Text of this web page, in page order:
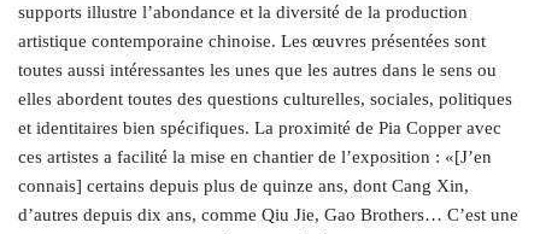
supports illustre l’abondance et la diversité de la production
artistique contemporaine chinoise. Les œuvres présentées sont
toutes aussi intéressantes les unes que les autres dans le sens ou
elles abordent toutes des questions culturelles, sociales, politiques
et identitaires bien spécifiques. La proximité de Pia Copper avec
ces artistes a facilité la mise en chantier de l’exposition : «[J’en
connais] certains depuis plus de quinze ans, dont Cang Xin,
d’autres depuis dix ans, comme Qiu Jie, Gao Brothers… C’est une